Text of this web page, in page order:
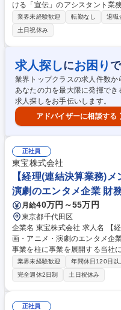
ける「宣伝」のアシスタント業
ご希望を考慮し、下記いずれかのポ
画アシスタントプロデューサー業務】 アニメーション事業にお
作のアシスタント業務をご担当
ース、ビジネス面、音楽 【アニ
多様なプロモーションで作品を
仕事です。宣伝企画、クリエイ
企画など 募集職種 第2新卒・業界未経験歓迎【アニメオープン/宣伝】ア
ニメ、映画等エンタメ企業
業界未経験歓迎 転勤なし 退職
土日祝休み
求人探しにお困り
業界トップクラスの求人件数か
あなたの力を最大限に発揮でき
求人探しをお手伝いします。
アドバイザーに相談する
正社員
東宝株式会社
【経理(連結決算業務)
演劇のエンタメ企業 財
月給40万円～55万円
東京都千代田区
企業名 東宝株式会社 求人名 【経理（連結決算業務）メンバークラス】映
画・アニメ・演劇のエンタメ企業 仕事の内容 映画、アニメ、演劇など
事業を柱に事業を展開する当社
任せします。※メンバークラス採用です。 連結財務諸
告書・決算短信作成、取締役会
ます。 近年海外やアニメ関連の
す。こうした状況下で会計の専
増加しています。これからの東
業界未経験歓迎 年間休日120日以
完全週休2日制
土日祝休み
正社員